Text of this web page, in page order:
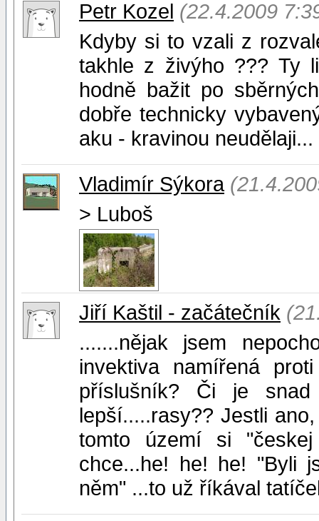
Petr Kozel (22.4.2009
Kdyby si to vzali z
takhle z živýho ??? Ty
hodně bažit po
dobře technicky
aku - kravinou neudělaji...
Vladimír Sýkora
> Luboš
Jiří Kaštil - začátečník
.......nějak jsem
invektiva namířená
příslušník? Či je snad
lepší.....rasy?? Jestli
tomto území si
chce...he! he! he! "Byli
něm" ...to už říkával